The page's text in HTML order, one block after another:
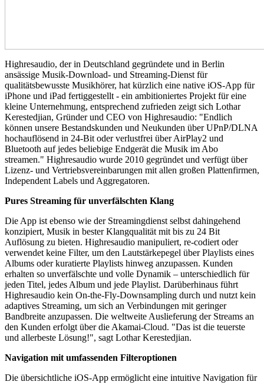
Highresaudio, der in Deutschland gegründete und in Berlin
ansässige Musik-Download- und Streaming-Dienst für
qualitätsbewusste Musikhörer, hat kürzlich eine native iOS-App für
iPhone und iPad fertiggestellt - ein ambitioniertes Projekt für eine
kleine Unternehmung, entsprechend zufrieden zeigt sich Lothar
Kerestedjian, Gründer und CEO von Highresaudio: "Endlich
können unsere Bestandskunden und Neukunden über UPnP/DLNA
hochauflösend in 24-Bit oder verlustfrei über AirPlay2 und
Bluetooth auf jedes beliebige Endgerät die Musik im Abo
streamen." Highresaudio wurde 2010 gegründet und verfügt über
Lizenz- und Vertriebsvereinbarungen mit allen großen Plattenfirmen,
Independent Labels und Aggregatoren.
Pures Streaming für unverfälschten Klang
Die App ist ebenso wie der Streamingdienst selbst dahingehend
konzipiert, Musik in bester Klangqualität mit bis zu 24 Bit
Auflösung zu bieten. Highresaudio manipuliert, re-codiert oder
verwendet keine Filter, um den Lautstärkepegel über Playlists eines
Albums oder kuratierte Playlists hinweg anzupassen. Kunden
erhalten so unverfälschte und volle Dynamik – unterschiedlich für
jeden Titel, jedes Album und jede Playlist. Darüberhinaus führt
Highresaudio kein On-the-Fly-Downsampling durch und nutzt kein
adaptives Streaming, um sich an Verbindungen mit geringer
Bandbreite anzupassen. Die weltweite Auslieferung der Streams an
den Kunden erfolgt über die Akamai-Cloud. "Das ist die teuerste
und allerbeste Lösung!", sagt Lothar Kerestedjian.
Navigation mit umfassenden Filteroptionen
Die übersichtliche iOS-App ermöglicht eine intuitive Navigation für